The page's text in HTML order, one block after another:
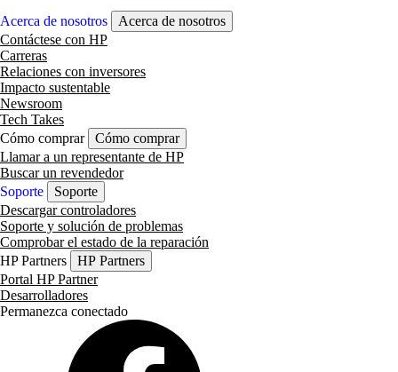
Acerca de nosotros
Acerca de nosotros
Contáctese con HP
Carreras
Relaciones con inversores
Impacto sustentable
Newsroom
Tech Takes
Cómo comprar
Cómo comprar
Llamar a un representante de HP
Buscar un revendedor
Soporte
Soporte
Descargar controladores
Soporte y solución de problemas
Comprobar el estado de la reparación
HP Partners
HP Partners
Portal HP Partner
Desarrolladores
Permanezca conectado